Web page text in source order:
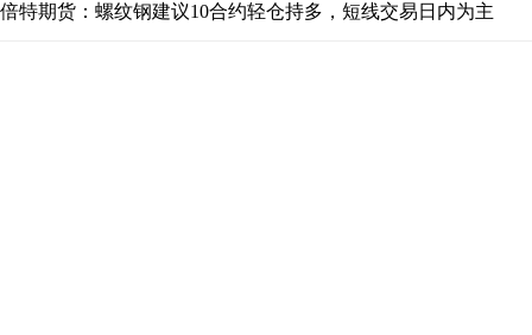
倍特期货：螺纹钢建议10合约轻仓持多，短线交易日内为主